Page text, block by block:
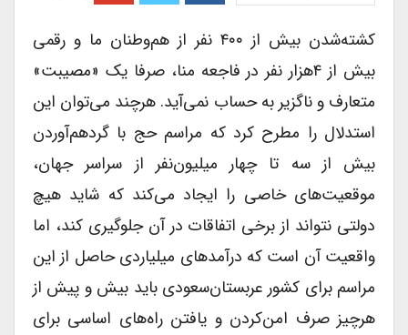
کشته‌شدن بیش از ۴۰۰ نفر از هم‌وطنان ما و رقمی
بیش از ۴هزار نفر در فاجعه منا، صرفا یک «مصیبت»
متعارف و ناگزیر به حساب نمی‌آید. هرچند می‌توان این
استدلال را مطرح کرد که مراسم حج با گردهم‌آوردن
بیش از سه تا چهار میلیون‌نفر از سراسر جهان،
موقعیت‌های خاصی را ایجاد می‌کند که شاید هیچ
دولتی نتواند از برخی اتفاقات در آن جلوگیری کند، اما
واقعیت آن است که درآمدهای میلیاردی حاصل از این
مراسم برای کشور عربستان‌سعودی باید بیش و پیش از
هرچیز صرف امن‌کردن و یافتن راه‌های اساسی برای